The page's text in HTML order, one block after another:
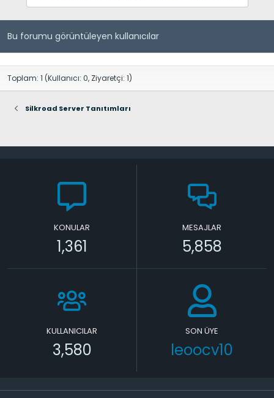
Bu forumu görüntüleyen kullanıcılar
Toplam: 1 (Kullanıcı: 0, Ziyaretçi: 1)
Silkroad Server Tanıtımları
KONULAR
1,361
MESAJLAR
5,858
KULLANICILAR
3,580
SON ÜYE
leoocv10